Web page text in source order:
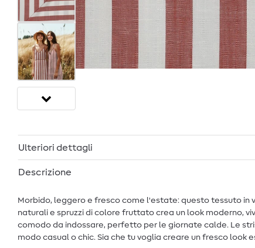
Ulteriori dettagli
Descrizione
Morbido, leggero e fresco come l'estate: questo tessuto in
naturali e spruzzi di colore fruttato crea un look moderno,
comodo da indossare, perfetto per le giornate calde. Le
modo casual o chic. Sia che tu voglia creare un fresco look